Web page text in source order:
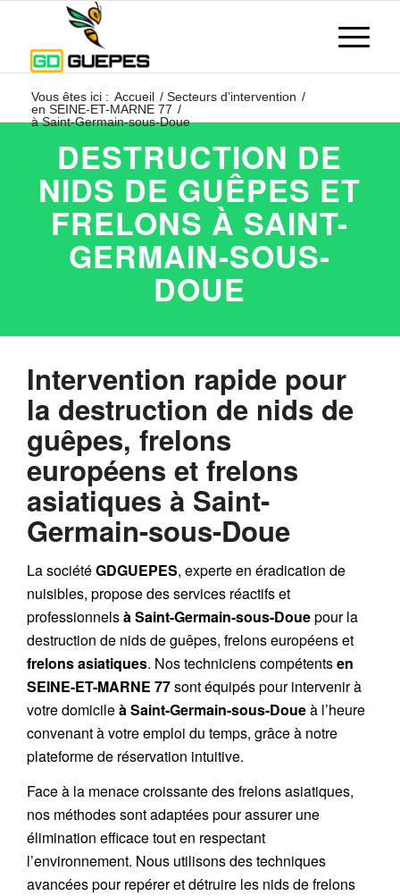
Vous êtes ici : Accueil / Secteurs d’intervention /
en SEINE-ET-MARNE 77 /
à Saint-Germain-sous-Doue
DESTRUCTION DE
NIDS DE GUÊPES ET
FRELONS À SAINT-
GERMAIN-SOUS-
DOUE
Intervention rapide pour
la destruction de nids de
guêpes, frelons
européens et frelons
asiatiques à Saint-
Germain-sous-Doue
La sociétéGDGUEPES, experte en éradication de
nuisibles, propose des services réactifs et
professionnelsà Saint-Germain-sous-Douepour la
destruction de nids de guêpes, frelons européenset
frelons asiatiques. Nos techniciens compétentsen
SEINE-ET-MARNE 77sont équipés pour intervenir à
votre domicileà Saint-Germain-sous-Doueà l’heure
convenant à votre emploi du temps, grâce à notre
plateforme de réservation intuitive.
Face à la menace croissante des frelons asiatiques,
nos méthodes sont adaptées pour assurer une
élimination efficace tout en respectant
l’environnement. Nous utilisons des techniques
avancées pour repérer et détruire les nids defrelons